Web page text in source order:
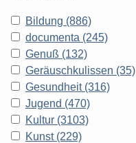
Bildung (886)
documenta (245)
Genuß (132)
Geräuschkulissen (35)
Gesundheit (316)
Jugend (470)
Kultur (3103)
Kunst (229)